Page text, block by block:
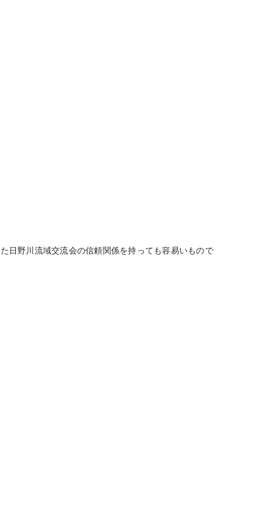
日野川流域交流会の信頼関係を持っても容易いもので